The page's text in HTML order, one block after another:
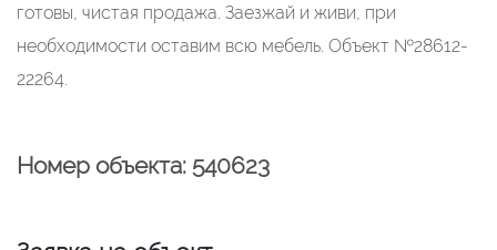
готовы, чистая продажа. Заезжай и живи, при
необходимости оставим всю мебель. Объект №28612-
22264.
Номер объекта: 540623